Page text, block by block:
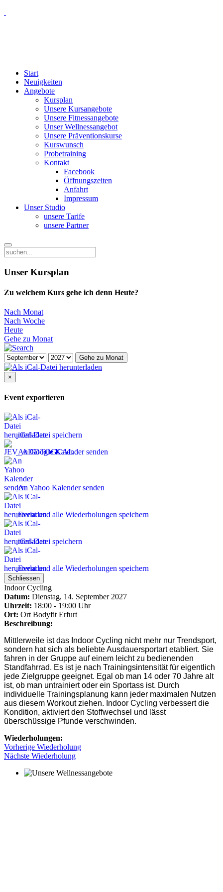
Start
Neuigkeiten
Angebote
Kursplan
Unsere Kursangebote
Unsere Fitnessangebote
Unser Wellnessangebot
Unsere Präventionskurse
Kurswunsch
Probetraining
Kontakt
Facebook
Öffnungszeiten
Anfahrt
Impressum
Unser Studio
unsere Tarife
unsere Partner
Unser Kursplan
Zu welchem Kurs gehe ich denn Heute?
Nach Monat
Nach Woche
Heute
Gehe zu Monat
Gehe zu Monat
×
Event exportieren
iCal-Datei speichern
An Google Kalender senden
An Yahoo Kalender senden
Event und alle Wiederholungen speichern
iCal-Datei speichern
Event und alle Wiederholungen speichern
Schliessen
Indoor Cycling
Datum: Dienstag, 14. September 2027
Uhrzeit: 18:00 - 19:00 Uhr
Ort: Ort Bodyfit Erfurt
Beschreibung:
Mittlerweile ist das Indoor Cycling nicht mehr nur Trendsport,
sondern hat sich als beliebteAusdauersportart etabliert. Sie
fahren in der Gruppe auf einem leicht zu bedienenden
Standfahrrad. Es ist je nach Trainingsintensität für eigentlich
jede Zielgruppe geeignet. Egal ob man 14 oder 70 Jahre alt
ist, ob man untrainiert oder ein Sportass ist. Durch
individuelle Trainingsplanung kann jeder maximalen Nutzen
aus diesem Workout ziehen. Indoor Cycling verbessert die
Kondition, aktiviert den Stoffwechsel und lässt
überschüssige Pfunde verschwinden.
Wiederholungen:
Vorherige Wiederholung
Nächste Wiederholung